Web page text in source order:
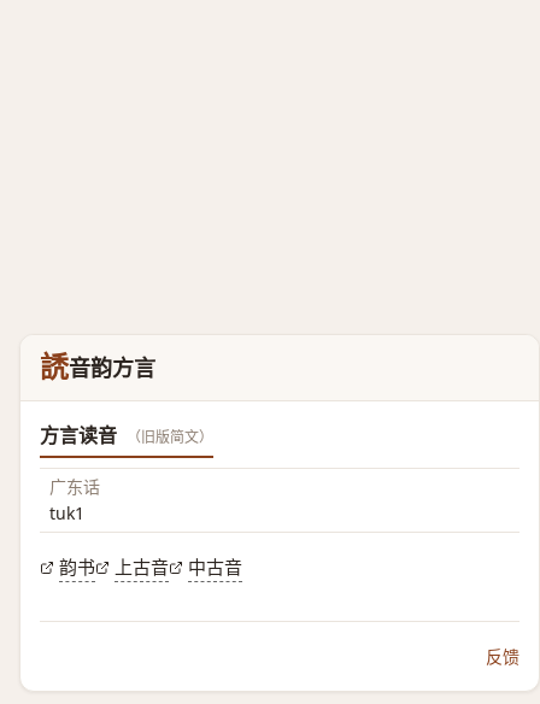
䛢音韵方言
方言读音 （旧版简文）
广东话
tuk1
韵书 上古音 中古音
反馈